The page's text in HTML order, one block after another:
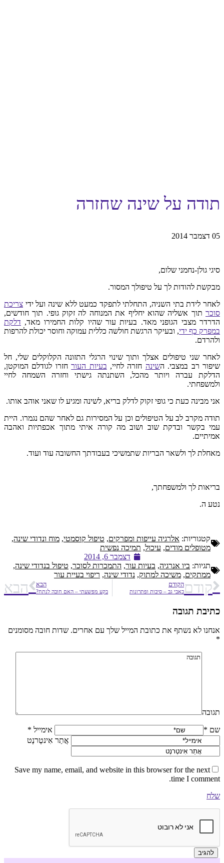
תודה על שינה שחזרה
סיגי גולן-נחמני שלום,
מבקשת להודות לך על טיפולך המסור.
לאחר לידת בתי השניה, התחלתי לתפקד כמעט ללא שינה ועל ידי צריכת
סוכר תוך אשליה שהוא יחליף את המנוחה לה זקוק גופי. תוך חודשים,
הדרדר מצבי הגופני מאד. בעיות עור שהיו קלות החמירו מאד, דלקת
במפרק כף ידי, ובעיקר הרגשת חולשה כללית עמוקה וחוסר יכולת להרפות
ולהרדם.
לאחר שני טיפולים אצלך ותוך שינוי הרגלי התזונה הקלוקלים שלי, חל
שיפור רב במצבי. השינה חזרה לחיי, בעיות העורחזרו לגודלם המוקטן,
הדלקת עברה ויותר מהכל, השתנתה גישתי וחזרה השמחה לחיי
ולמשפחתי.
אני מבינה כעת כי גופי זקוק לדלק בריא, לשינה ומגיע לו שאני אוהב אותו.
תודה מקרב לב על הטיפולים וכן על המסירות גם לאחר שהם נגמרו. היית
עמי בקשר ובדקת שוב ושוב מה קורה איתי מתוך אכפתיות ואהבה
אמיתיים.
מאחלת לך ולשאר הבריות שתמשיכי בעבודתך החשובה עוד ועוד.
בריאות לך ולמשפחתך,
נטע ה.
קטגוריות: אלרגיה עייפות ומפרקים, טיפול קוסמטי, מוח ונדודי שינה,
מטופלים מודים, עיכול, תמיכה נפשית
דצמבר 6, 2014
תגיות: ביו אנרגיה, בעיות עור, התמכרות לסוכר, טיפול בנדודי שינה,
ממתקים, משיכה למתוק, נדודי שינה, ריפוי בעיית עור
קודםהקודם
כאבי גב – סיבות ופתרונות
הבא
בקע מפשעתי – האם חובה לנתח? הבא
כתיבת תגובה
אנחנו לא נשתף את כתובת המייל שלך עם אחרים. שדות חובה מסומנים
*
תגובה
שם *
אימייל *
אֲתַר אִינטֶרנֶט
Save my name, email, and website in this browser for the next
time I comment.
שלח